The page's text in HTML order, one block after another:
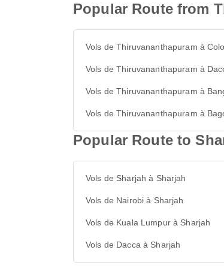
Popular Route from
Vols de Thiruvananthapuram à
Vols de Thiruvananthapuram à
Vols de Thiruvananthapuram à
Vols de Thiruvananthapuram à
Popular Route to
Vols de Sharjah à Sharjah
Vols de Nairobi à Sharjah
Vols de Kuala Lumpur à Sharjah
Vols de Dacca à Sharjah